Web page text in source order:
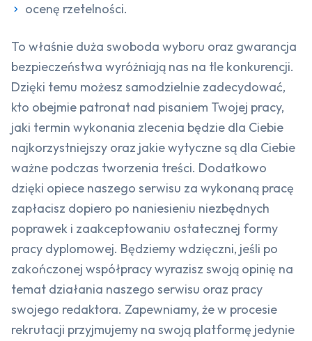
ocenę rzetelności.
To właśnie duża swoboda wyboru oraz gwarancja
bezpieczeństwa wyróżniają nas na tle konkurencji.
Dzięki temu możesz samodzielnie zadecydować,
kto obejmie patronat nad pisaniem Twojej pracy,
jaki termin wykonania zlecenia będzie dla Ciebie
najkorzystniejszy oraz jakie wytyczne są dla Ciebie
ważne podczas tworzenia treści. Dodatkowo
dzięki opiece naszego serwisu za wykonaną pracę
zapłacisz dopiero po naniesieniu niezbędnych
poprawek i zaakceptowaniu ostatecznej formy
pracy dyplomowej. Będziemy wdzięczni, jeśli po
zakończonej współpracy wyrazisz swoją opinię na
temat działania naszego serwisu oraz pracy
swojego redaktora. Zapewniamy, że w procesie
rekrutacji przyjmujemy na swoją platformę jedynie